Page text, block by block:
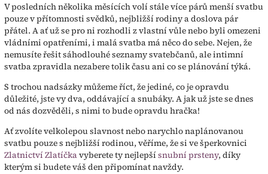
V posledních několika měsících volí stále více párů menší svatbu
pouze v přítomnosti svědků, nejbližší rodiny a doslova pár
přátel. A ať už se pro ni rozhodli z vlastní vůle nebo byli omezeni
vládními opatřeními, i malá svatba má něco do sebe. Nejen, že
nemusíte řešit sáhodlouhé seznamy svatebčanů, ale intimní
svatba zpravidla nezabere tolik času ani co se plánování týká.
S trochou nadsázky můžeme říct, že jediné, co je opravdu
důležité, jste vy dva, oddávající a snubáky. A jak už jste se dnes
od nás dozvěděli, s nimi to bude opravdu hračka!
Ať zvolíte velkolepou slavnost nebo narychlo naplánovanou
svatbu pouze s nejbližší rodinou, věříme, že si ve šperkovnici
Zlatnictví Zlatíčkavyberete ty nejlepší snubní prsteny, díky
kterým si budete váš den připomínat navždy.